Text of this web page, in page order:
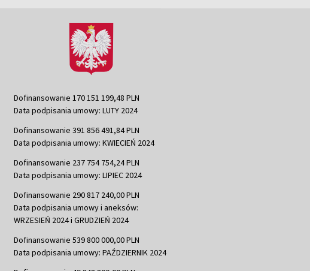
Dofinansowanie 170 151 199,48 PLN
Data podpisania umowy: LUTY 2024
Dofinansowanie 391 856 491,84 PLN
Data podpisania umowy: KWIECIEŃ 2024
Dofinansowanie 237 754 754,24 PLN
Data podpisania umowy: LIPIEC 2024
Dofinansowanie 290 817 240,00 PLN
Data podpisania umowy i aneksów:
WRZESIEŃ 2024 i GRUDZIEŃ 2024
Dofinansowanie 539 800 000,00 PLN
Data podpisania umowy: PAŹDZIERNIK 2024